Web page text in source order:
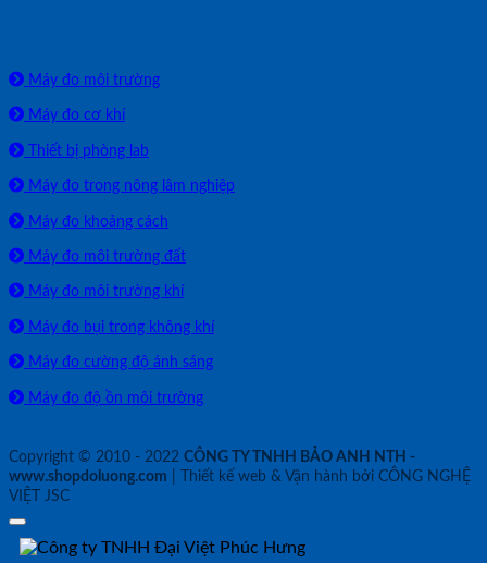
Máy đo môi trường
Máy đo cơ khí
Thiết bị phòng lab
Máy đo trong nông lâm nghiệp
Máy đo khoảng cách
Máy đo môi trường đất
Máy đo môi trường khí
Máy đo bụi trong không khí
Máy đo cường độ ánh sáng
Máy đo độ ồn môi trường
Copyright © 2010 - 2022 CÔNG TY TNHH BẢO ANH NTH -
www.shopdoluong.com | Thiết kế web & Vận hành bởi CÔNG NGHỆ
VIỆT JSC